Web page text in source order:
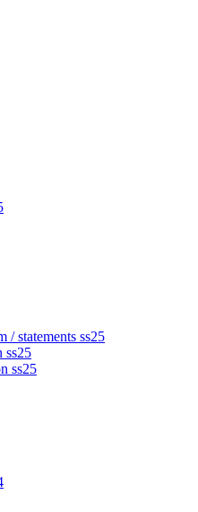
/ statements ss25
ss25
ss25